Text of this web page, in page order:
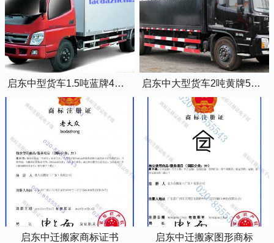
启东中型货车1.5吨蓝牌4米2厢式货车 启东中大型货车2吨黄牌5米2厢式货车
启东中迁搬家商标证书 启东中迁搬家图形商标